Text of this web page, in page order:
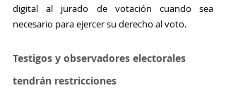
digital al jurado de votación cuando sea
necesario para ejercer su derecho al voto.
Testigos y observadores electorales
tendrán restricciones